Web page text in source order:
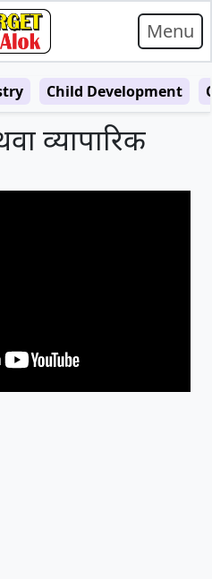
Menu
Child Development
व्यापारिक